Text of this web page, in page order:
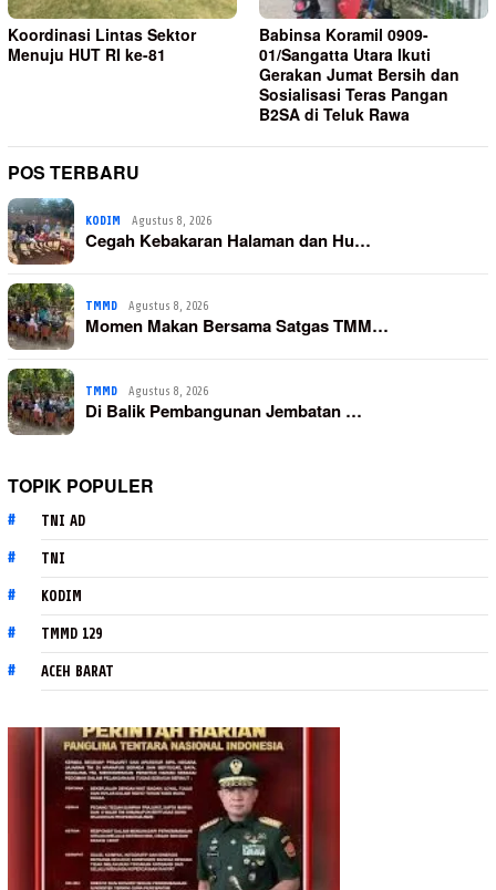
Koordinasi Lintas Sektor
Menuju HUT RI ke-81
Babinsa Koramil 0909-
01/Sangatta Utara Ikuti
Gerakan Jumat Bersih dan
Sosialisasi Teras Pangan
B2SA di Teluk Rawa
POS TERBARU
KODIM Agustus 8, 2026
Cegah Kebakaran Halaman dan Hu…
TMMD Agustus 8, 2026
Momen Makan Bersama Satgas TMM…
TMMD Agustus 8, 2026
Di Balik Pembangunan Jembatan …
TOPIK POPULER
TNI AD
TNI
KODIM
TMMD 129
ACEH BARAT